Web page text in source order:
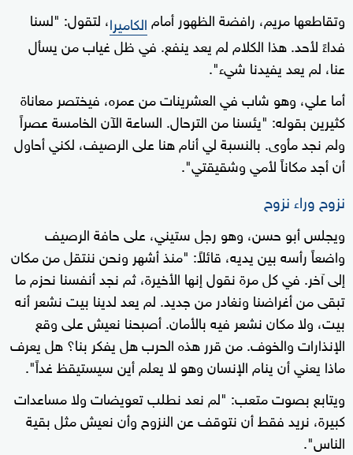
وتقاطعها مريم، رافضة الظهور أمامالكاميرا، لتقول: "لسنا
فداءً لأحد. هذا الكلام لم يعد ينفع. في ظل غياب من يسأل
عنا، لم يعد يفيدنا شيء".
أما علي، وهو شاب في العشرينات من عمره، فيختصر معاناة
كثيرين بقوله: "يئسنا من الترحال. الساعة الآن الخامسة عصراً
ولم نجد مأوى. بالنسبة لي أنام هنا على الرصيف، لكني أحاول
أن أجد مكاناً لأمي وشقيقتي".
نزوح وراء نزوح
ويجلس أبو حسن، وهو رجل ستيني، على حافة الرصيف
واضعاً رأسه بين يديه، قائلاً: "منذ أشهر ونحن ننتقل من مكان
إلى آخر. في كل مرة نقول إنها الأخيرة، ثم نجد أنفسنا نحزم ما
تبقى من أغراضنا ونغادر من جديد. لم يعد لدينا بيت نشعر أنه
بيت، ولا مكان نشعر فيه بالأمان. أصبحنا نعيش على وقع
الإنذارات والخوف. من قرر هذه الحرب هل يفكر بنا؟ هل يعرف
ماذا يعني أن ينام الإنسان وهو لا يعلم أين سيستيقظ غداً".
ويتابع بصوت متعب: "لم نعد نطلب تعويضات ولا مساعدات
كبيرة، نريد فقط أن نتوقف عن النزوح وأن نعيش مثل بقية
الناس".